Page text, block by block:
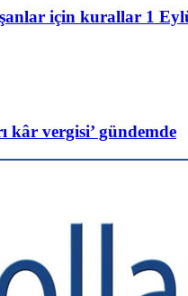
için kurallar 1
kâr vergisi’ gündemde